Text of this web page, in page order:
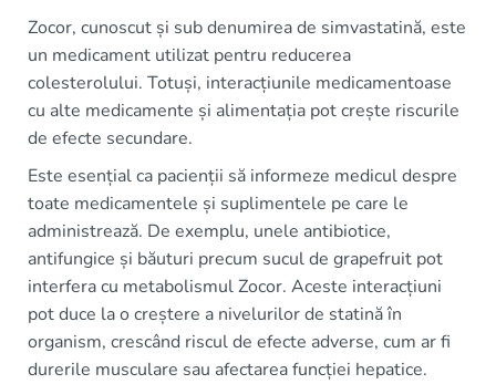
Zocor, cunoscut și sub denumirea de simvastatină, este
un medicament utilizat pentru reducerea
colesterolului. Totuși, interacțiunile medicamentoase
cu alte medicamente și alimentația pot crește riscurile
de efecte secundare.
Este esențial ca pacienții să informeze medicul despre
toate medicamentele și suplimentele pe care le
administrează. De exemplu, unele antibiotice,
antifungice și băuturi precum sucul de grapefruit pot
interfera cu metabolismul Zocor. Aceste interacțiuni
pot duce la o creștere a nivelurilor de statină în
organism, crescând riscul de efecte adverse, cum ar fi
durerile musculare sau afectarea funcției hepatice.